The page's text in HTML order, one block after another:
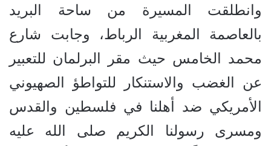
وانطلقت المسيرة من ساحة البريد
بالعاصمة المغربية الرباط، وجابت شارع
محمد الخامس حيث مقر البرلمان للتعبير
عن الغضب والاستنكار للتواطؤ الصهيوني
الأمريكي ضد أهلنا في فلسطين والقدس
ومسرى رسولنا الكريم صلى الله عليه